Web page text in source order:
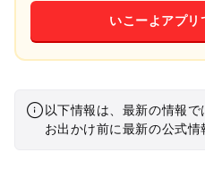
いこーよアプリ
以下情報は、最新の情報で
お出かけ前に最新の公式情